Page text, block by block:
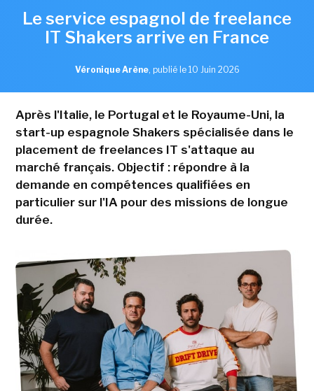
Le service espagnol de freelance
IT Shakers arrive en France
Véronique Arène, publié le 10 Juin 2026
Après l'Italie, le Portugal et le Royaume-Uni, la
start-up espagnole Shakers spécialisée dans le
placement de freelances IT s'attaque au
marché français. Objectif : répondre à la
demande en compétences qualifiées en
particulier sur l'IA pour des missions de longue
durée.